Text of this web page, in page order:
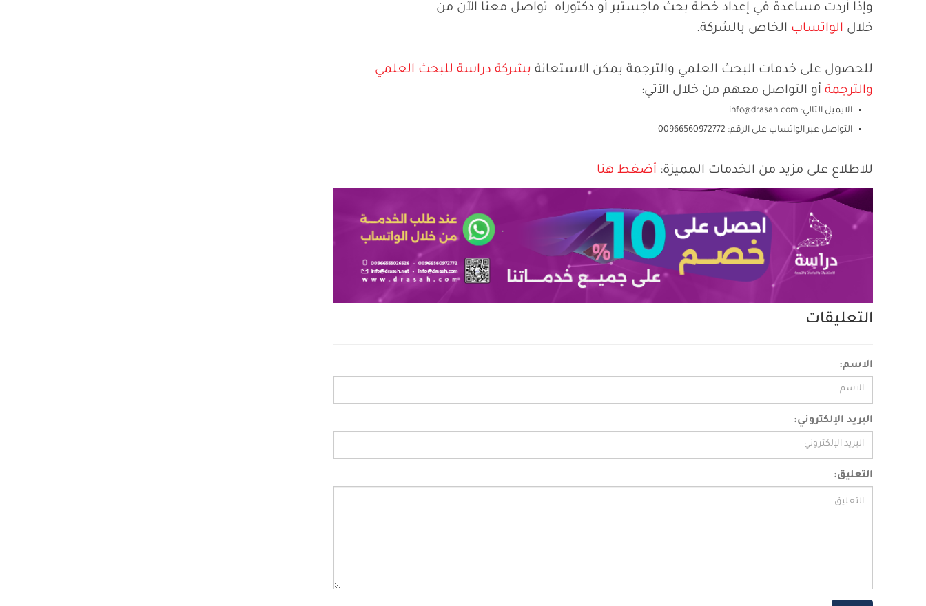
وإذا أردت مساعدة في إعداد خطة بحث ماجستير أو دكتوراه تواصل معنا الآن من
خلال الواتساب الخاص بالشركة.
للحصول على خدمات البحث العلمي والترجمة يمكن الاستعانة بشركة دراسة للبحث العلمي
والترجمة أو التواصل معهم من خلال الآتي:
الايميل التالي: info@drasah.com
التواصل عبر الواتساب على الرقم: 00966560972772
للاطلاع على مزيد من الخدمات المميزة: أضغط هنا
التعليقات
الاسم:
البريد الإلكتروني:
التعليق: